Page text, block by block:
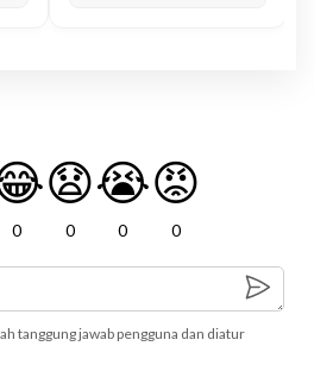
0
😧
0
😭
0
😡
0
tanggung jawab pengguna dan diatur